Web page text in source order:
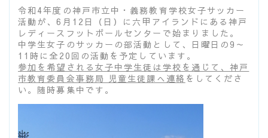
令和4年度の神戸市立中・義務教育学校女子サッカー
活動が、6月12日（日）に六甲アイランドにある神戸
レディースフットボールセンターで始まりました。
中学生女子のサッカーの部活動として、日曜日の9～
11時に全20回の活動を予定しています。
参加を希望される女子中学生徒は学校を通じて、神戸
市教育委員会事務局 児童生徒課へ連絡 をしてくださ
い。随時募集中です。